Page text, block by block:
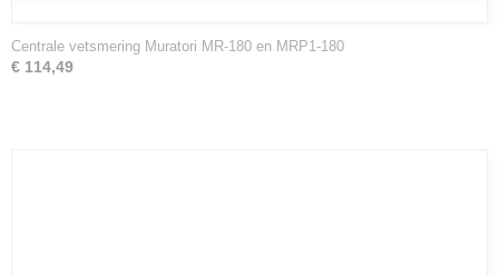
Centrale vetsmering Muratori MR-180 en MRP1-180
€ 114,49